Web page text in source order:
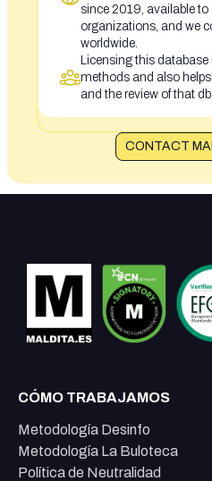
since 2019, available
organizations, and we
worldwide.
Licensing this
methods and also
and the review of that db.
CONTACT
CÓMO TRABAJAMOS
Metodología Desinfo
Metodología La Buloteca
Política de Neutralidad